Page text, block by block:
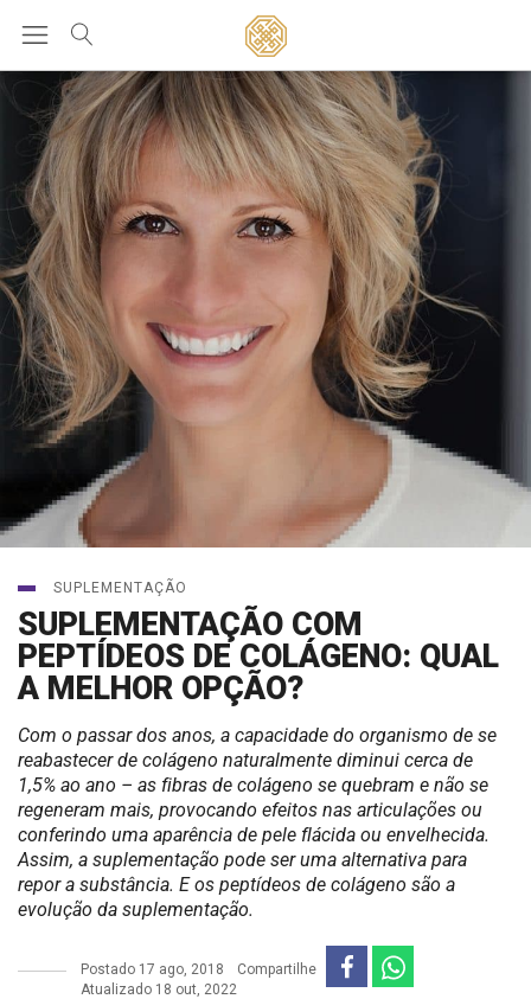
SUPLEMENTAÇÃO
SUPLEMENTAÇÃO COM
PEPTÍDEOS DE COLÁGENO: QUAL
A MELHOR OPÇÃO?
Com o passar dos anos, a capacidade do organismo de se
reabastecer de colágeno naturalmente diminui cerca de
1,5% ao ano – as fibras de colágeno se quebram e não se
regeneram mais, provocando efeitos nas articulações ou
conferindo uma aparência de pele flácida ou envelhecida.
Assim, a suplementação pode ser uma alternativa para
repor a substância. E os peptídeos de colágeno são a
evolução da suplementação.
Postado 17 ago, 2018
Atualizado 18 out, 2022
Compartilhe